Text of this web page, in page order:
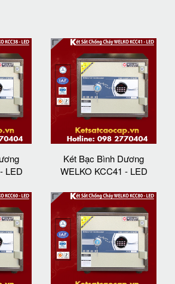
LED
Két Bạc Bình Dương
WELKO KCC41 - LED